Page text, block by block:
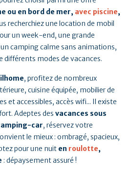
ou en bord de mer, avec piscine,
recherchiez une location de mobil
un week-end, une grande
camping calme sans animations,
différents modes de vacances.
, profitez de nombreux
cuisine équipée, mobilier de
et accessibles, accès wifi... Il existe
Adeptes des vacances sous
car, réservez votre
le mieux : ombragé, spacieux,
pour une nuit en roulotte,
: dépaysement assuré !